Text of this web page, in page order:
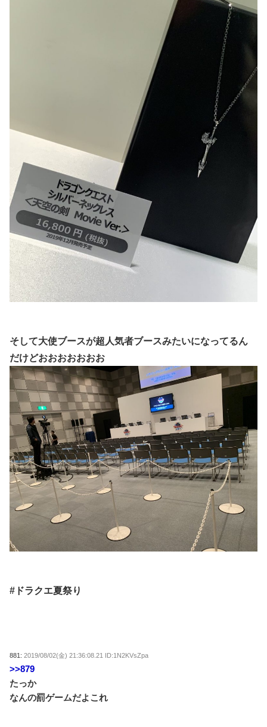
そして大使ブースが超人気者ブースみたいになってるん
だけどおおおおおおお
#ドラクエ夏祭り
881:2019/08/02(金) 21:36:08.21 ID:1N2KVsZpa
>>879
たっか
なんの罰ゲームだよこれ